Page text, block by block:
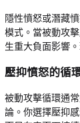
隱性憤怒或潛藏
模式。當被動攻
生重大負面影響
壓抑憤怒的循
被動攻擊循環通
論。你選擇壓抑